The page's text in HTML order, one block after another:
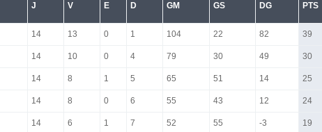
J V E D GM GS DG PTS
14 13 0 1 104 22 82 39
14 10 0 4 79 30 49 30
14 8 1 5 65 51 14 25
14 8 0 6 55 43 12 24
14 6 1 7 52 55 -3 19